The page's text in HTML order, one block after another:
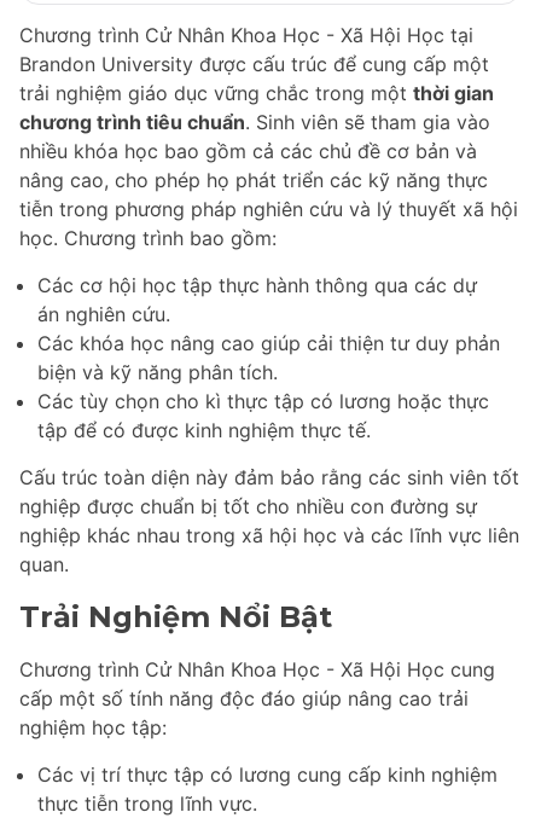
Chương trình Cử Nhân Khoa Học - Xã Hội Học tại
Brandon University được cấu trúc để cung cấp một
trải nghiệm giáo dục vững chắc trong một thời gian
chương trình tiêu chuẩn. Sinh viên sẽ tham gia vào
nhiều khóa học bao gồm cả các chủ đề cơ bản và
nâng cao, cho phép họ phát triển các kỹ năng thực
tiễn trong phương pháp nghiên cứu và lý thuyết xã hội
học. Chương trình bao gồm:
Các cơ hội học tập thực hành thông qua các dự
án nghiên cứu.
Các khóa học nâng cao giúp cải thiện tư duy phản
biện và kỹ năng phân tích.
Các tùy chọn cho kì thực tập có lương hoặc thực
tập để có được kinh nghiệm thực tế.
Cấu trúc toàn diện này đảm bảo rằng các sinh viên tốt
nghiệp được chuẩn bị tốt cho nhiều con đường sự
nghiệp khác nhau trong xã hội học và các lĩnh vực liên
quan.
Trải Nghiệm Nổi Bật
Chương trình Cử Nhân Khoa Học - Xã Hội Học cung
cấp một số tính năng độc đáo giúp nâng cao trải
nghiệm học tập:
Các vị trí thực tập có lương cung cấp kinh nghiệm
thực tiễn trong lĩnh vực.